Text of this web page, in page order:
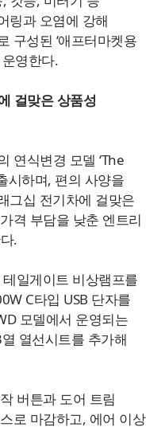
링과 오염에 강해
구성된 ‘애프터마켓용
영한다.
걸맞은 상품성
연식변경 모델 ‘The
시하며, 편의 사양을
그십 전기차에 걸맞은
격 부담을 낮춘 엔트리
.
일게이트 비상램프를
C타입 USB 단자를
모델에서 운영되는
열선시트를 추가해
버튼과 도어 트림
로 마감하고, 에어 이상